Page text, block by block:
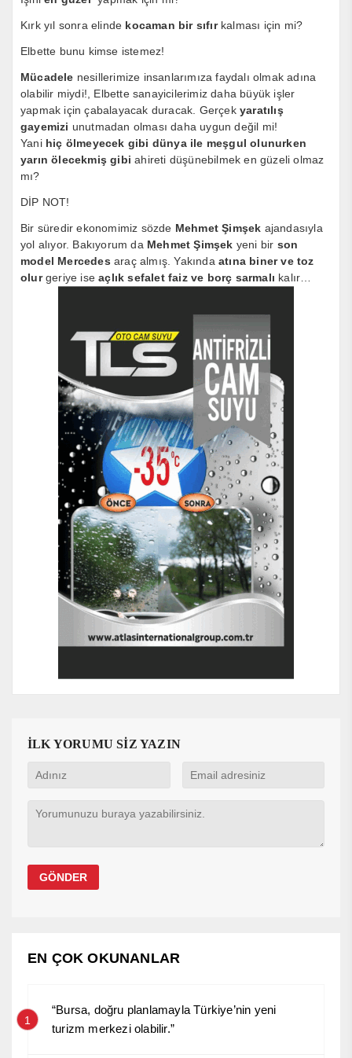
Kırk yıl sonra elinde kocaman bir sıfırkalması için mi?
Elbette bunu kimse istemez!
Mücadele nesillerimize insanlarımıza faydalı olmak adına
olabilir miydi!, Elbette sanayicilerimiz daha büyük işler
yapmak için çabalayacak duracak. Gerçekyaratılış
gayemizi unutmadan olması daha uygun değil mi!
Yani hiç ölmeyecek gibi dünya ile meşgul olunurken
yarın ölecekmiş gibi ahireti düşünebilmek en güzeli olmaz
mı?
DİP NOT!
Bir süredir ekonomimiz sözde Mehmet Şimşek ajandasıyla
yol alıyor. Bakıyorum da Mehmet Şimşek yeni bir son
model Mercedes araç almış. Yakındaatına biner ve toz
olurgeriye iseaçlık sefalet faiz ve borç sarmalı kalır…
İLK YORUMU SİZ YAZIN
EN ÇOK OKUNANLAR
1
“Bursa, doğru planlamayla Türkiye’nin yeni
turizm merkezi olabilir.”